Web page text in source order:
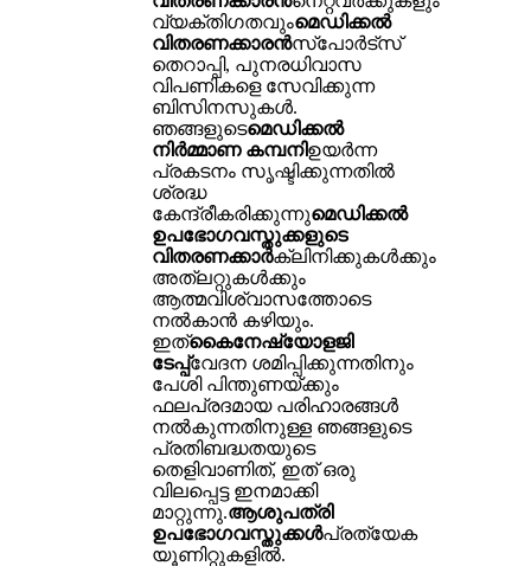
വ്യക്തിഗതവുംമെഡിക്കൽ
വിതരണക്കാരൻസ്പോർട്സ്
തെറാപ്പി, പുനരധിവാസ
വിപണികളെ സേവിക്കുന്ന
ബിസിനസുകൾ.
ഞങ്ങളുടെമെഡിക്കൽ
നിർമ്മാണ കമ്പനിഉയർന്ന
പ്രകടനം സൃഷ്ടിക്കുന്നതിൽ
ശ്രദ്ധ
കേന്ദ്രീകരിക്കുന്നുമെഡിക്കൽ
ഉപഭോഗവസ്തുക്കളുടെ
വിതരണക്കാർക്ലിനിക്കുകൾക്കും
അത്‌ലറ്റുകൾക്കും
ആത്മവിശ്വാസത്തോടെ
നൽകാൻ കഴിയും.
ഇത്കൈനേഷ്യോളജി
ടേപ്പ്വേദന ശമിപ്പിക്കുന്നതിനും
പേശി പിന്തുണയ്ക്കും
ഫലപ്രദമായ പരിഹാരങ്ങൾ
നൽകുന്നതിനുള്ള ഞങ്ങളുടെ
പ്രതിബദ്ധതയുടെ
തെളിവാണിത്, ഇത് ഒരു
വിലപ്പെട്ട ഇനമാക്കി
മാറ്റുന്നു.ആശുപത്രി
ഉപഭോഗവസ്തുക്കൾപ്രത്യേക
യൂണിറ്റുകളിൽ.